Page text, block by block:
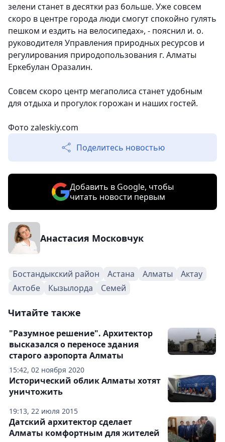
зелени станет в десятки раз больше. Уже совсем
скоро в центре города люди смогут спокойно гулять
пешком и ездить на велосипедах», - пояснил и. о.
руководителя Управления природных ресурсов и
регулирования природопользования г. Алматы
Еркебулан Оразалин.
Совсем скоро центр мегаполиса станет удобным
для отдыха и прогулок горожан и наших гостей.
Фото zaleskiy.com
Поделитесь новостью
Добавить в Google, чтобы
читать новости первым
Анастасия Московчук
Бостандыкский район Астана Алматы
Актау
Актобе
Кызылорда Семей
Читайте также
15:42, 02 ноября 2020
"Разумное решение". Архитектор
высказался о переносе здания
старого аэропорта Алматы
19:13, 22 июля 2015
Исторический облик Алматы хотят
уничтожить
Датский архитектор сделает
Алматы комфортным для жителей